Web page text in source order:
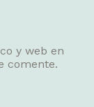
y web en
comente.